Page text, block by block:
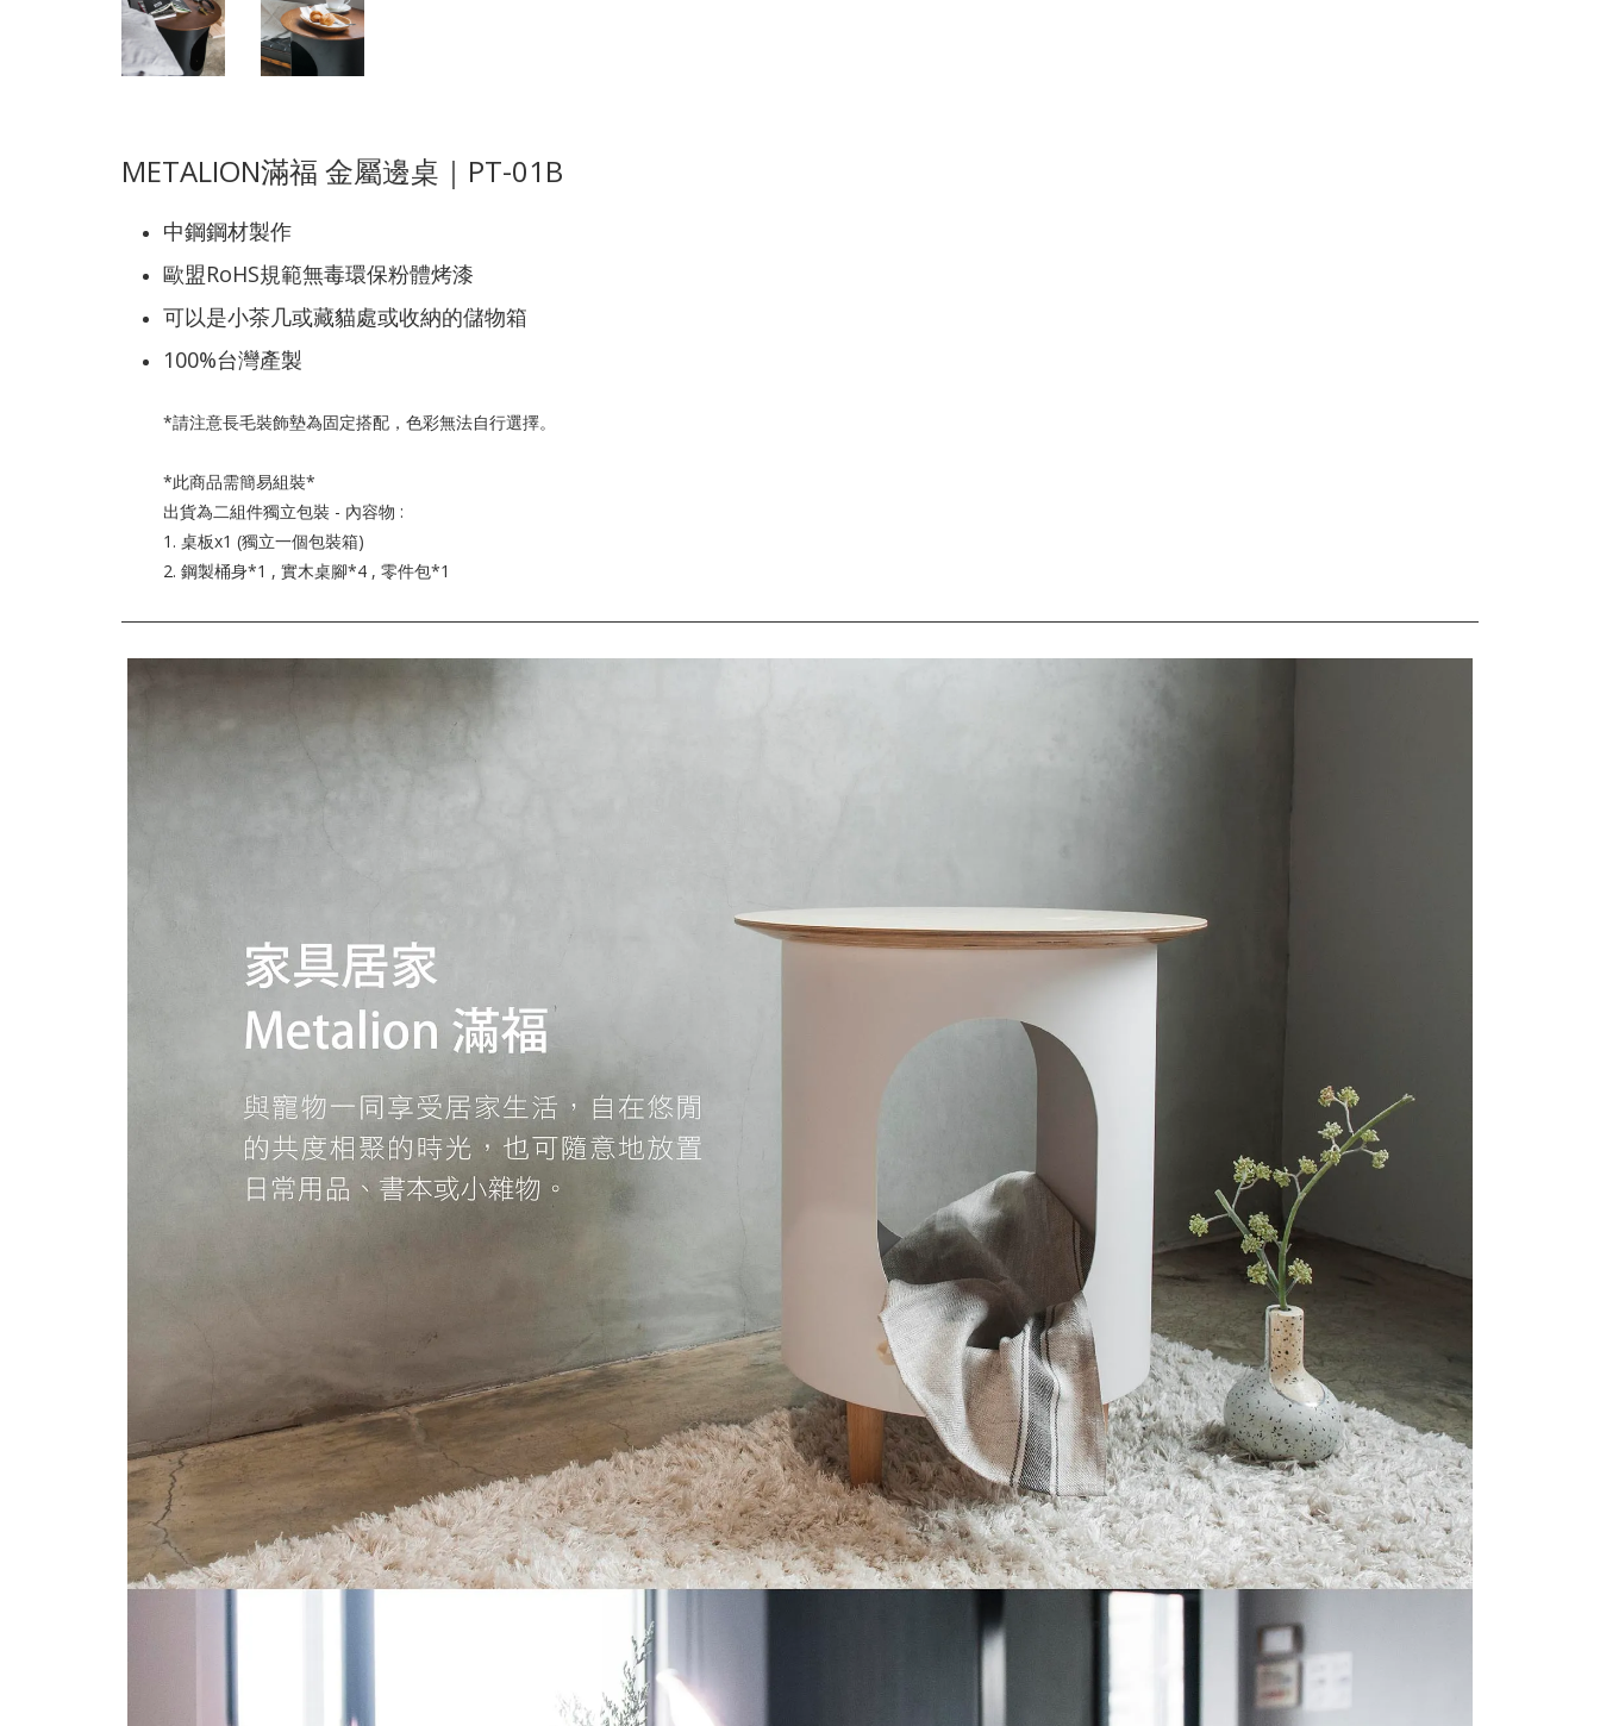
METALION滿福 金屬邊桌｜PT-01B
中鋼鋼材製作
歐盟RoHS規範無毒環保粉體烤漆
可以是小茶几或藏貓處或收納的儲物箱
100%台灣產製
*請注意長毛裝飾墊為固定搭配，色彩無法自行選擇。
*此商品需簡易組裝*
出貨為二組件獨立包裝 - 內容物 :
1. 桌板x1 (獨立一個包裝箱)
2. 鋼製桶身*1 , 實木桌腳*4 , 零件包*1